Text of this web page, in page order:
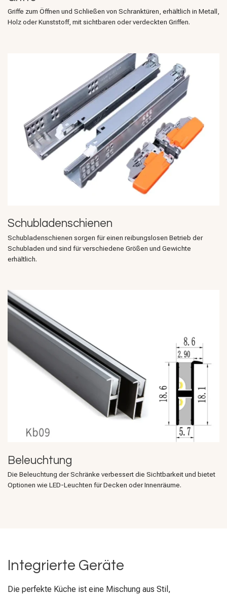
Griffe zum Öffnen und Schließen von Schranktüren, erhältlich in Metall,
Holz oder Kunststoff, mit sichtbaren oder verdeckten Griffen.
Schubladenschienen
Schubladenschienen sorgen für einen reibungslosen Betrieb der
Schubladen und sind für verschiedene Größen und Gewichte
erhältlich.
Beleuchtung
Die Beleuchtung der Schränke verbessert die Sichtbarkeit und bietet
Optionen wie LED-Leuchten für Decken oder Innenräume.
Integrierte Geräte
Die perfekte Küche ist eine Mischung aus Stil,